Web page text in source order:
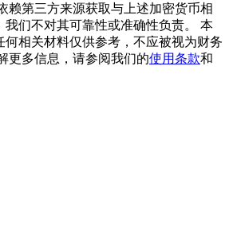
赢取
獎池
赖第三方来源获取与上述加密货币相
我们不对其可靠性或准确性负责。 本
何相关材料仅供参考，不应被视为财务
更多信息，请参阅我们的使用条款和